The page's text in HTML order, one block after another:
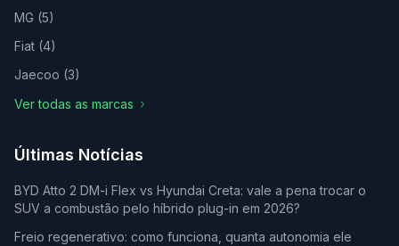
MG (5)
Fiat (4)
Jaecoo (3)
Ver todas as marcas
Últimas Notícias
BYD Atto 2 DM-i Flex vs Hyundai Creta: vale a pena trocar o
SUV a combustão pelo híbrido plug-in em 2026?
Freio regenerativo: como funciona, quanta autonomia ele